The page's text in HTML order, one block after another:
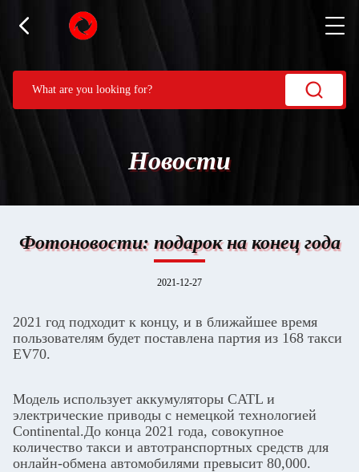
Новости
Фотоновости: подарок на конец года
2021-12-27
2021 год подходит к концу, и в ближайшее время
пользователям будет поставлена партия из 168 такси
EV70.
Модель использует аккумуляторы CATL и
электрические приводы с немецкой технологией
Continental.До конца 2021 года, совокупное
количество такси и автотранспортных средств для
онлайн-обмена автомобилями превысит 80,000.